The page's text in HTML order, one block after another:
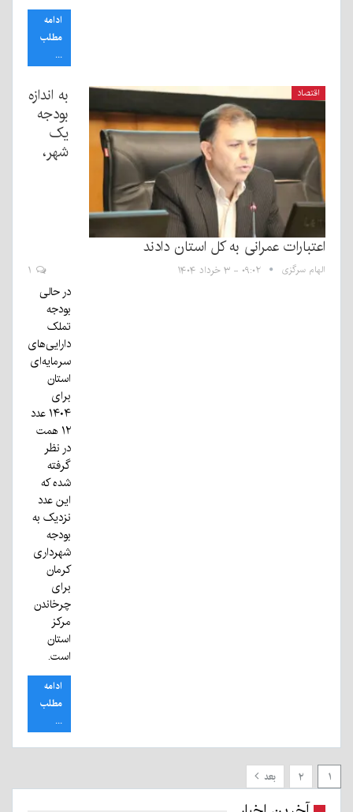
ادامه
مطلب
...
اقتصاد
به اندازه
بودجه
یک
شهر،
اعتبارات عمرانی به کل استان دادند
الهام سرگزی ۰۹:۰۲ - ۳ خرداد ۱۴۰۴
در حالی
بودجه
تملک
دارایی‌های
سرمایه‌ای
استان
برای
۱۴۰۴ عدد
۱۲ همت
در نظر
گرفته
شده که
این عدد
نزدیک به
بودجه
شهرداری
کرمان
برای
چرخاندن
مرکز
استان
است.
ادامه
مطلب
...
۱ ۲ بعد